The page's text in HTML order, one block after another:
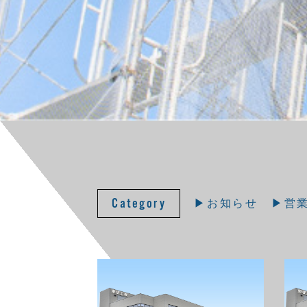
Category ▶︎お知らせ ▶︎営